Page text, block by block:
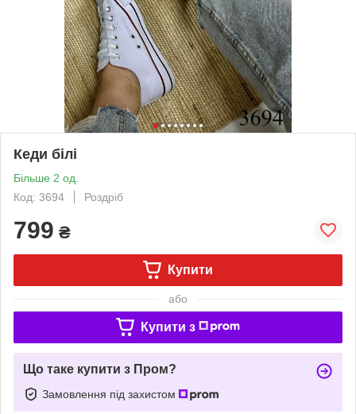
Кеди білі
Більше 2 од.
Код: 3694
Роздріб
799 ₴
Купити
або
Купити з
Що таке купити з Пром?
Замовлення під захистом